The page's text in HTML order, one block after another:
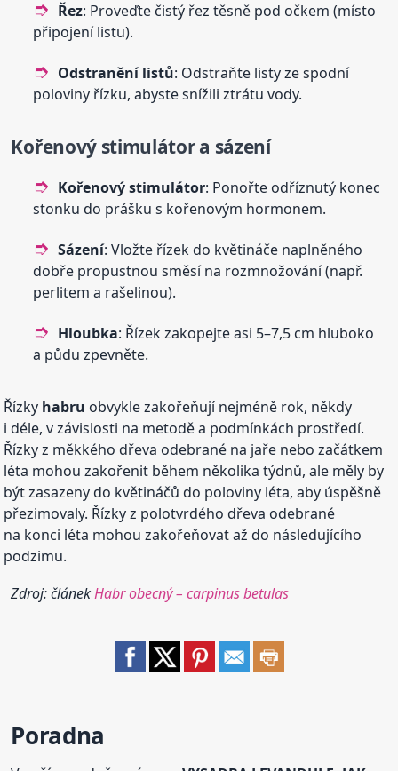
Řez: Proveďte čistý řez těsně pod očkem (místo
připojení listu).
Odstranění listů: Odstraňte listy ze spodní
poloviny řízku, abyste snížili ztrátu vody.
Kořenový stimulátor a sázení
Kořenový stimulátor: Ponořte odříznutý konec
stonku do prášku s kořenovým hormonem.
Sázení: Vložte řízek do květináče naplněného
dobře propustnou směsí na rozmnožování (např.
perlitem a rašelinou).
Hloubka: Řízek zakopejte asi 5–7,5 cm hluboko
a půdu zpevněte.
Řízky habru obvykle zakořeňují nejméně rok, někdy
i déle, v závislosti na metodě a podmínkách prostředí.
Řízky z měkkého dřeva odebrané na jaře nebo začátkem
léta mohou zakořenit během několika týdnů, ale měly by
být zasazeny do květináčů do poloviny léta, aby úspěšně
přezimovaly. Řízky z polotvrdého dřeva odebrané
na konci léta mohou zakořeňovat až do následujícího
podzimu.
Zdroj: článekHabr obecný – carpinus betulas
Poradna